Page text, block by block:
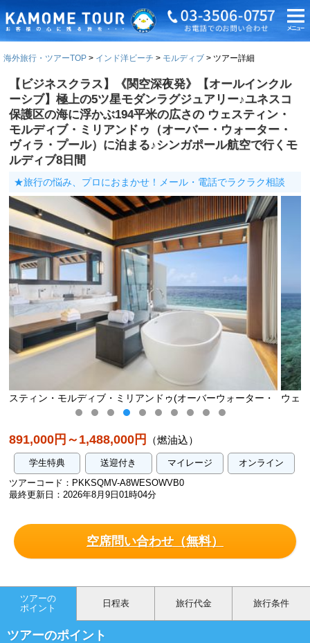
海外旅行・ツアーTOP インド洋ビーチ モルディブ ツアー詳細
【ビジネスクラス】《関空深夜発》【オールインクル
ーシブ】極上の5ツ星モダンラグジュアリー♪ユネスコ
保護区の海に浮かぶ194平米の広さの ウェスティン・
モルディブ・ミリアンドゥ（オーバー・ウォーター・
ヴィラ・プール）に泊まる♪シンガポール航空で行くモ
ルディブ8日間
★旅行の悩み、プロにおまかせ！メール・電話でラクラク相談
バーウォーター・
ウェスティン・モルディブ・ミリアンドゥ(オーバ
ヴィラ・プール)／イメージ
891,000円～1,488,000円 （燃油込）
学生特典 送迎付き マイレージ
オンライン
ツアーコード：PKKSQMV-A8WESOWVB0
最終更新日：2026年8月9日01時04分
空席問い合わせ（無料）
ツアーの
ポイント
日程表 旅行代金 旅行条件
ツアーのポイント